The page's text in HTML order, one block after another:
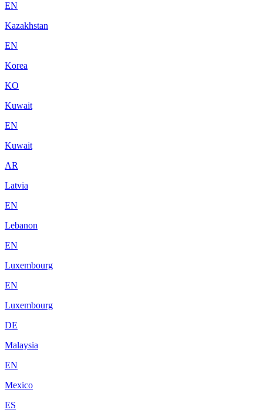
EN
Kazakhstan
EN
Korea
KO
Kuwait
EN
Kuwait
AR
Latvia
EN
Lebanon
EN
Luxembourg
EN
Luxembourg
DE
Malaysia
EN
Mexico
ES